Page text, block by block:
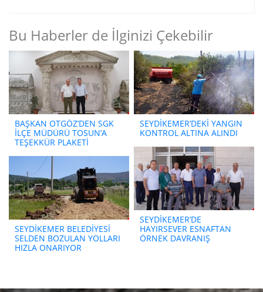
Bu Haberler de İlginizi Çekebilir
BAŞKAN OTGÖZ’DEN SGK
İLÇE MÜDÜRÜ TOSUN’A
TEŞEKKÜR PLAKETİ
SEYDİKEMER’DEKİ YANGIN
KONTROL ALTINA ALINDI
SEYDİKEMER’DE
HAYIRSEVER ESNAFTAN
ÖRNEK DAVRANIŞ
SEYDİKEMER BELEDİYESİ
SELDEN BOZULAN YOLLARI
HIZLA ONARIYOR